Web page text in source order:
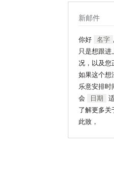
新邮件
你好 名字 ,
只是想跟
况，以及您
如果这个想
乐意安排时
会
日期
了解更多关
此致，